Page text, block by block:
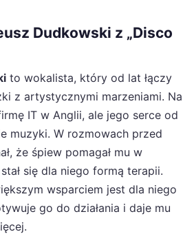
Dudkowski z „Disco
to wokalista, który od lat łączy
z artystycznymi marzeniami. Na
IT w Anglii, ale jego serce od
muzyki. W rozmowach przed
że śpiew pomagał mu w
się dla niego formą terapii.
wsparciem jest dla niego
go do działania i daje mu